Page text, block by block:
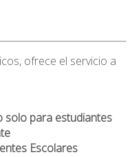
ofrece el servicio a
solo para estudiantes
Escolares